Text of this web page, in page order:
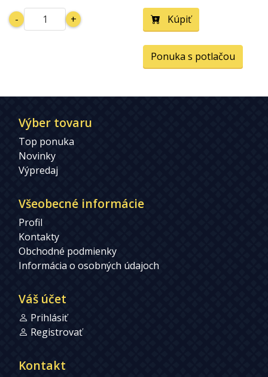
- + Kúpiť
Ponuka s potlačou
Výber tovaru
Top ponuka
Novinky
Výpredaj
Všeobecné informácie
Profil
Kontakty
Obchodné podmienky
Informácia o osobných údajoch
Váš účet
Prihlásiť
Registrovať
Kontakt